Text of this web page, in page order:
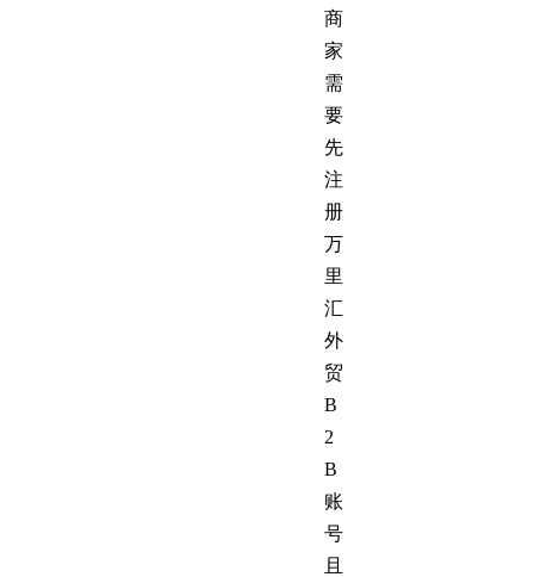
商
家
需
要
先
注
册
万
里
汇
外
贸
B
2
B
账
号
且